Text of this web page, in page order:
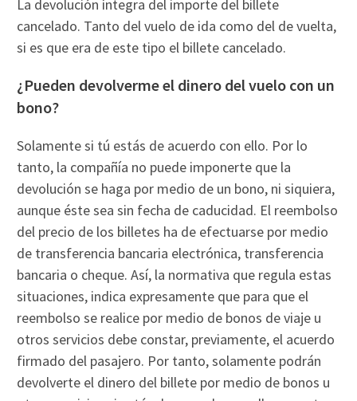
La devolución íntegra del importe del billete
cancelado. Tanto del vuelo de ida como del de vuelta,
si es que era de este tipo el billete cancelado.
¿Pueden devolverme el dinero del vuelo con un
bono?
Solamente si tú estás de acuerdo con ello. Por lo
tanto, la compañía no puede imponerte que la
devolución se haga por medio de un bono, ni siquiera,
aunque éste sea sin fecha de caducidad. El reembolso
del precio de los billetes ha de efectuarse por medio
de transferencia bancaria electrónica, transferencia
bancaria o cheque. Así, la normativa que regula estas
situaciones, indica expresamente que para que el
reembolso se realice por medio de bonos de viaje u
otros servicios debe constar, previamente, el acuerdo
firmado del pasajero. Por tanto, solamente podrán
devolverte el dinero del billete por medio de bonos u